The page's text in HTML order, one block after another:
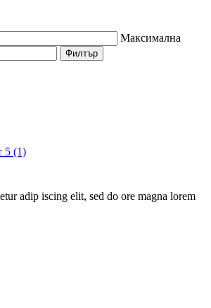
Максимална
Филтър
5 (1)
adip iscing elit, sed do ore magna lorem